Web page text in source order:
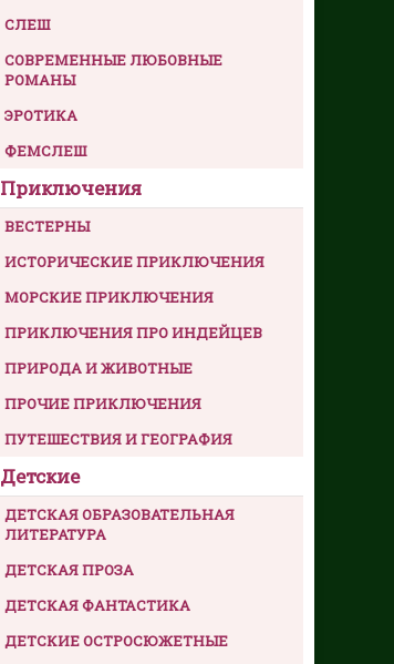
СЛЕШ
СОВРЕМЕННЫЕ ЛЮБОВНЫЕ
РОМАНЫ
ЭРОТИКА
ФЕМСЛЕШ
Приключения
ВЕСТЕРНЫ
ИСТОРИЧЕСКИЕ ПРИКЛЮЧЕНИЯ
МОРСКИЕ ПРИКЛЮЧЕНИЯ
ПРИКЛЮЧЕНИЯ ПРО ИНДЕЙЦЕВ
ПРИРОДА И ЖИВОТНЫЕ
ПРОЧИЕ ПРИКЛЮЧЕНИЯ
ПУТЕШЕСТВИЯ И ГЕОГРАФИЯ
Детские
ДЕТСКАЯ ОБРАЗОВАТЕЛЬНАЯ
ЛИТЕРАТУРА
ДЕТСКАЯ ПРОЗА
ДЕТСКАЯ ФАНТАСТИКА
ДЕТСКИЕ ОСТРОСЮЖЕТНЫЕ